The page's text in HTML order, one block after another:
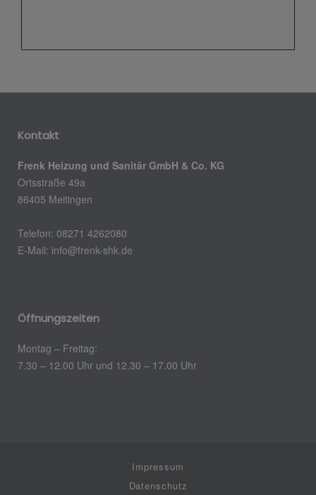
Kontakt
Frenk Heizung und Sanitär GmbH & Co. KG
Ortsstraße 49a
86405 Meitingen
Telefon: 08271 4262080
E-Mail: info@frenk-shk.de
Öffnungszeiten
Montag – Freitag:
7.30 – 12.00 Uhr und 12.30 – 17.00 Uhr
Impressum
Datenschutz